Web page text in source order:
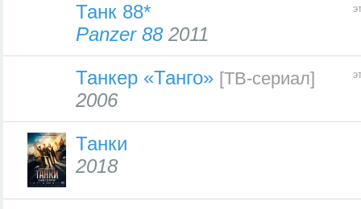
Танк 88*
Panzer 882011
Танкер «Танго» [ТВ-сериал]
2006
Танки
2018